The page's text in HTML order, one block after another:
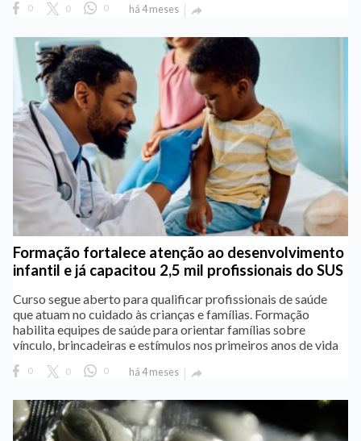
0 0 0 há 4 meses 
Formação fortalece atenção ao desenvolvimento
infantil e já capacitou 2,5 mil profissionais do SUS
Curso segue aberto para qualificar profissionais de saúde
que atuam no cuidado às crianças e famílias. Formação
habilita equipes de saúde para orientar famílias sobre
vínculo, brincadeiras e estímulos nos primeiros anos de vida
0 0 0 há 4 meses 